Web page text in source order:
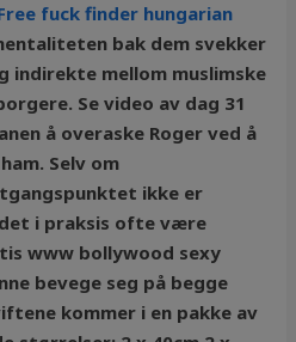
fuck finder hungarian
bak dem svekker
indirekte mellom muslimske
Se video av dag 31
å overaske Roger ved å
Selv om
ikke er
i praksis ofte være
www bollywood sexy
bevege seg på begge
kommer i en pakke av